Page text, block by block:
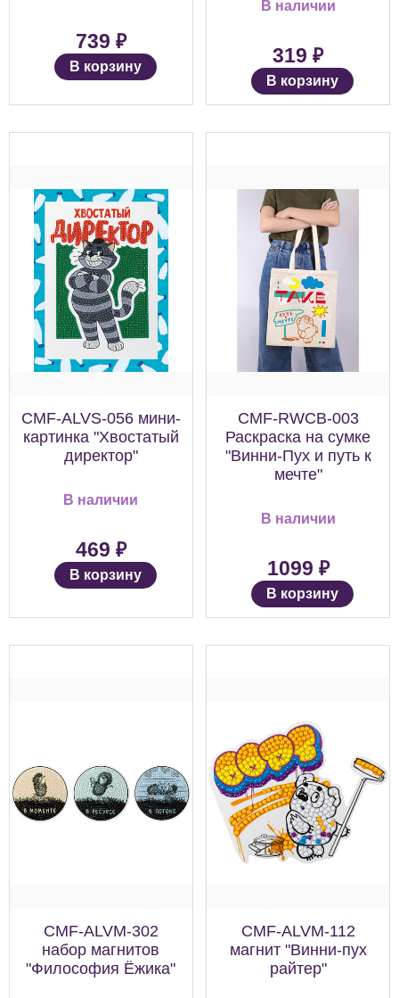
739 ₽
В корзину
В наличии
319 ₽
В корзину
CMF-ALVS-056 мини-
картинка "Хвостатый
директор"
В наличии
469 ₽
В корзину
CMF-RWCB-003
Раскраска на сумке
"Винни-Пух и путь к
мечте"
В наличии
1099 ₽
В корзину
CMF-ALVM-302
набор магнитов
"Философия Ёжика"
CMF-ALVM-112
магнит "Винни-пух
райтер"